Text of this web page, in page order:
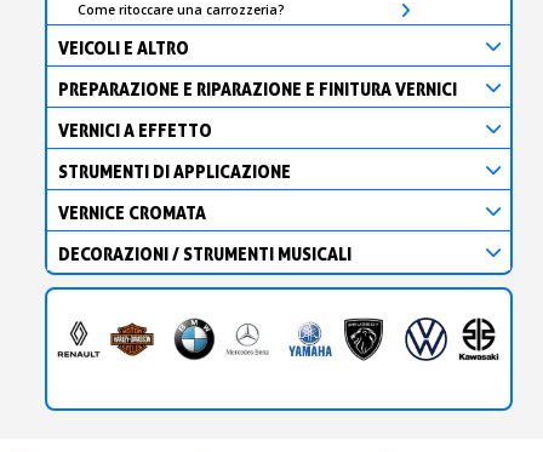
Come ritoccare una carrozzeria?
VEICOLI E ALTRO
PREPARAZIONE E RIPARAZIONE E FINITURA VERNICI
VERNICI A EFFETTO
STRUMENTI DI APPLICAZIONE
VERNICE CROMATA
DECORAZIONI / STRUMENTI MUSICALI